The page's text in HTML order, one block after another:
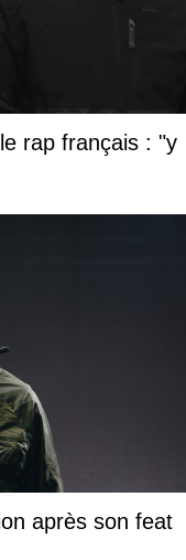
rap français : "y
après son feat